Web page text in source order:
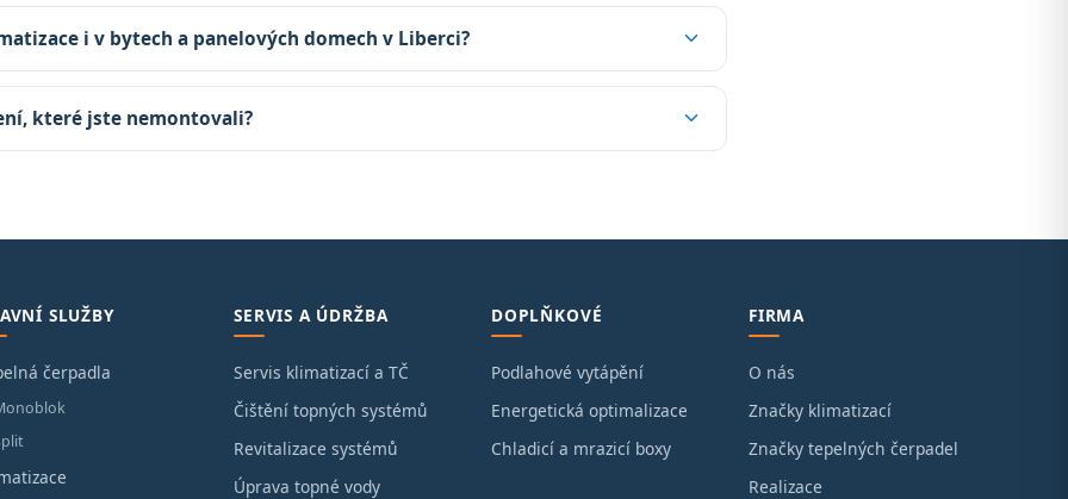
i v bytech a panelových domech v Liberci?
které jste nemontovali?
SLUŽBY
čerpadla
SERVIS A ÚDRŽBA
Servis klimatizací a TČ
Čištění topných systémů
Revitalizace systémů
Úprava topné vody
DOPLŇKOVÉ
Podlahové vytápění
Energetická optimalizace
Chladicí a mrazicí boxy
FIRMA
O nás
Značky klimatizací
Značky tepelných čerpadel
Realizace